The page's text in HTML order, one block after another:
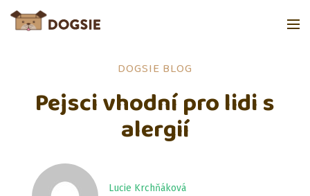
DOGSIE BLOG
Pejsci vhodní pro lidi s
alergií
Lucie Krchňáková